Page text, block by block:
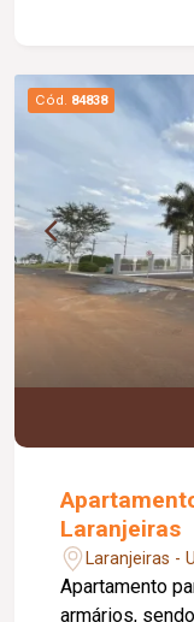
Cód. 84838
Laranjeiras
Laranjeiras -
Apartamento
armários,